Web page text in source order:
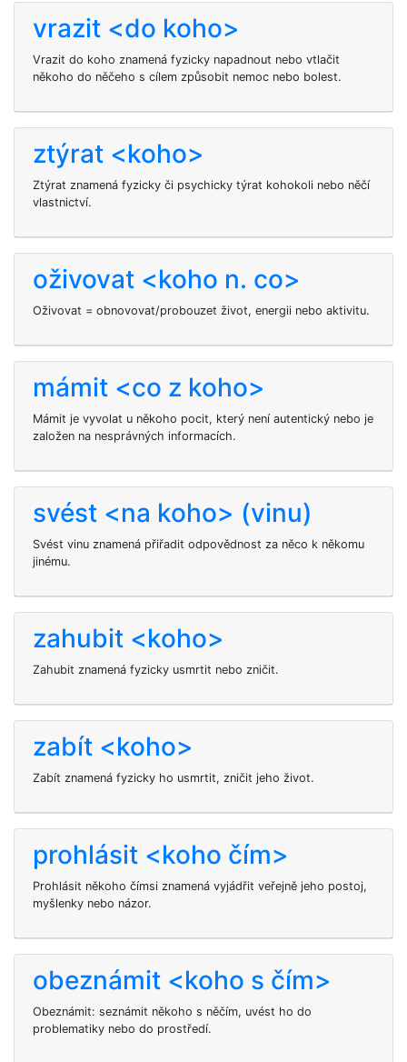
vrazit <do koho>
Vrazit do koho znamená fyzicky napadnout nebo vtlačit
někoho do něčeho s cílem způsobit nemoc nebo bolest.
ztýrat <koho>
Ztýrat znamená fyzicky či psychicky týrat kohokoli nebo něčí
vlastnictví.
oživovat <koho n. co>
Oživovat = obnovovat/probouzet život, energii nebo aktivitu.
mámit <co z koho>
Mámit je vyvolat u někoho pocit, který není autentický nebo je
založen na nesprávných informacích.
svést <na koho> (vinu)
Svést vinu znamená přiřadit odpovědnost za něco k někomu
jinému.
zahubit <koho>
Zahubit znamená fyzicky usmrtit nebo zničit.
zabít <koho>
Zabít znamená fyzicky ho usmrtit, zničit jeho život.
prohlásit <koho čím>
Prohlásit někoho čímsi znamená vyjádřit veřejně jeho postoj,
myšlenky nebo názor.
obeznámit <koho s čím>
Obeznámit: seznámit někoho s něčím, uvést ho do
problematiky nebo do prostředí.